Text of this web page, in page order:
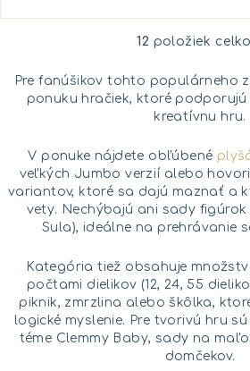
O
l
á
a
c
i
e
p
v
k
y
v
ý
12 položiek
Pre fanúšikov tohto populárneho
ponuku hračiek, ktoré
kreatívnu hru.
V ponuke nájdete obľúbené
veľkých Jumbo verzií alebo
variantov, ktoré sa dajú maznať a
vety. Nechýbajú ani sady figúrok
Sula), ideálne na prehrávanie
Kategória tiež obsahuje
počtami dielikov (12, 24, 55
piknik, zmrzlina alebo škôlka,
logické myslenie. Pre tvorivú hru
téme Clemmy Baby, sady na
domčekov.